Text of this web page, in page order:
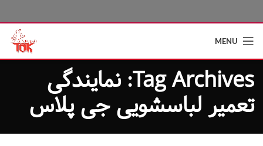
MENU
Tag Archives: نمایندگی
تعمیر لباسشویی جی پلاس